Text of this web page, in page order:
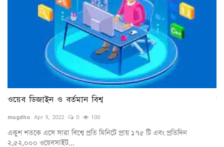
ওয়েব ডিজাইন ও বর্তমান বিশ্ব
mugdho Apr 9, 2022 0 100
একুশ শতকে এসে সারা বিশ্বে প্রতি মিনিটে প্রায় ১৭৫ টি এবং প্রতিদিন
২,৫২,০০০ ওয়েবসাইট...